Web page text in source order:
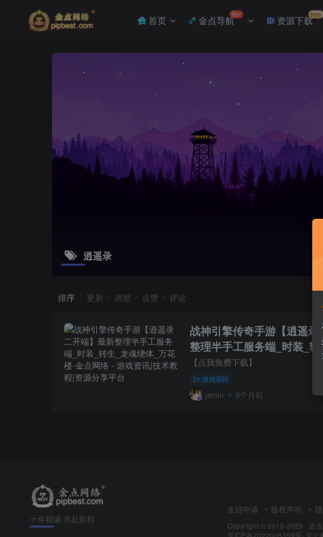
首页 金点导航hot 资源下载free
逍遥录
排序 更新 浏览 点赞 评论
战神引擎传奇手游【逍遥录
整理半手工服务端_时装_
_万花楼
【点我免费下载】
游戏源码
jamin 8个月前
十年精诚·共赴新程
友链申请 版权声明
Copyright © 2015-2025 · 金
京ICP备2022005359号· 京公